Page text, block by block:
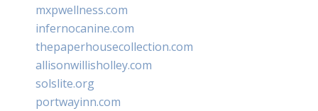
mxpwellness.com
infernocanine.com
thepaperhousecollection.com
allisonwillisholley.com
solslite.org
portwayinn.com